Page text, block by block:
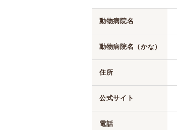
動物病院名
動物病院名（かな）
住所
公式サイト
電話